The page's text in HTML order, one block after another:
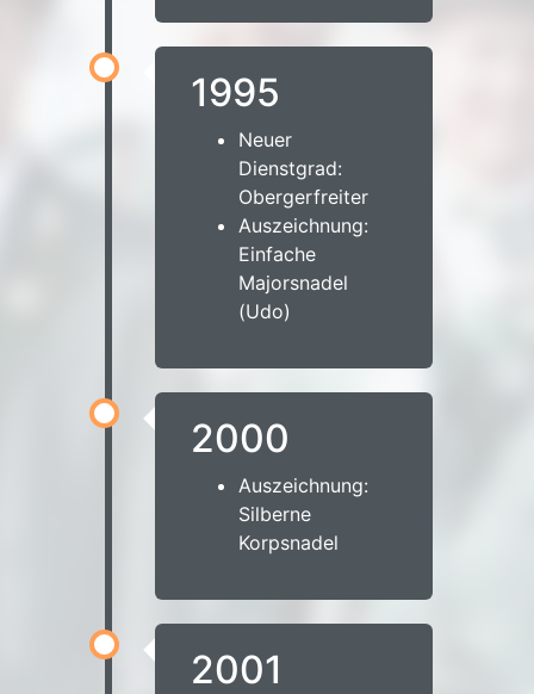
1995
Neuer
Dienstgrad:
Obergerfreiter
Auszeichnung:
Einfache
Majorsnadel
(Udo)
2000
Auszeichnung:
Silberne
Korpsnadel
2001